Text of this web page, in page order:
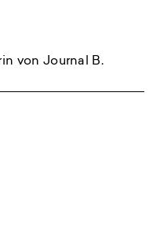
von Journal B.